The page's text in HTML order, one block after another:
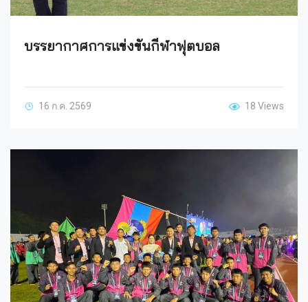
บรรยากาศการแข่งขันกีฬาฟุตบอล
16 ก.ค. 2569 18 Views